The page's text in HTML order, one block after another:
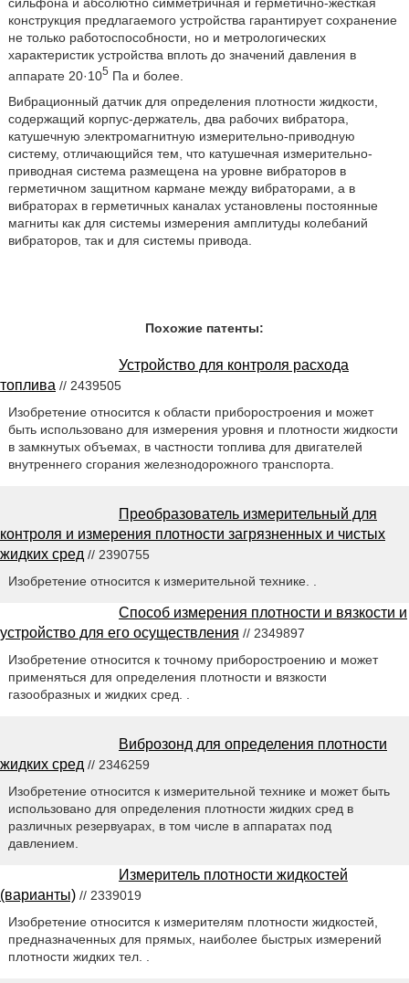
конструкция предлагаемого устройства гарантирует сохранение
не только работоспособности, но и метрологических
характеристик устройства вплоть до значений давления в
аппарате 20·105 Па и более.
Вибрационный датчик для определения плотности жидкости,
содержащий корпус-держатель, два рабочих вибратора,
катушечную электромагнитную измерительно-приводную
систему, отличающийся тем, что катушечная измерительно-
приводная система размещена на уровне вибраторов в
герметичном защитном кармане между вибраторами, а в
вибраторах в герметичных каналах установлены постоянные
магниты как для системы измерения амплитуды колебаний
вибраторов, так и для системы привода.
Похожие патенты:
Устройство для контроля расхода
топлива // 2439505
Изобретение относится к области приборостроения и может
быть использовано для измерения уровня и плотности жидкости
в замкнутых объемах, в частности топлива для двигателей
внутреннего сгорания железнодорожного транспорта.
Преобразователь измерительный для
контроля и измерения плотности загрязненных и чистых
жидких сред // 2390755
Изобретение относится к измерительной технике. .
Способ измерения плотности и вязкости и
устройство для его осуществления // 2349897
Изобретение относится к точному приборостроению и может
применяться для определения плотности и вязкости
газообразных и жидких сред. .
Виброзонд для определения плотности
жидких сред // 2346259
Изобретение относится к измерительной технике и может быть
использовано для определения плотности жидких сред в
различных резервуарах, в том числе в аппаратах под
давлением.
Измеритель плотности жидкостей
(варианты) // 2339019
Изобретение относится к измерителям плотности жидкостей,
предназначенных для прямых, наиболее быстрых измерений
плотности жидких тел. .